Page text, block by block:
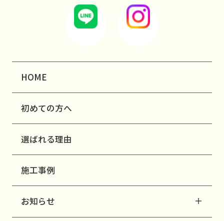
HOME
初めての方へ
選ばれる理由
施工事例
お知らせ